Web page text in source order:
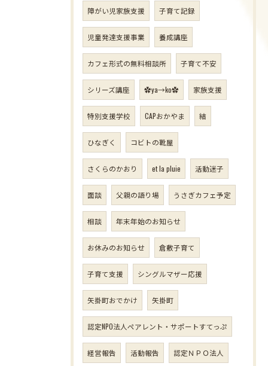
障がい児家族支援 子育て記録
児童発達支援事業 養成講座
カフェ形式の無料相談所 子育て不安
シリーズ講座 ✿ya→ko✿ 家族支援
特別支援学校 CAPおかやま 結
ひなぎく コビトの靴屋
さくらのかおり et la pluie 活動迷子
面談 父親の語り場 うさぎカフェ予定
相談 年末年始のお知らせ
お休みのお知らせ 倉敷子育て
子育て支援 シングルマザー応援
矢掛町おでかけ 矢掛町
認定NPO法人ペアレント・サポートすてっぷ
経営報告 活動報告 認定ＮＰＯ法人